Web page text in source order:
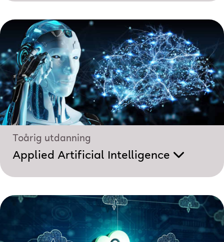
Toårig utdanning
Applied Artificial Intelligence